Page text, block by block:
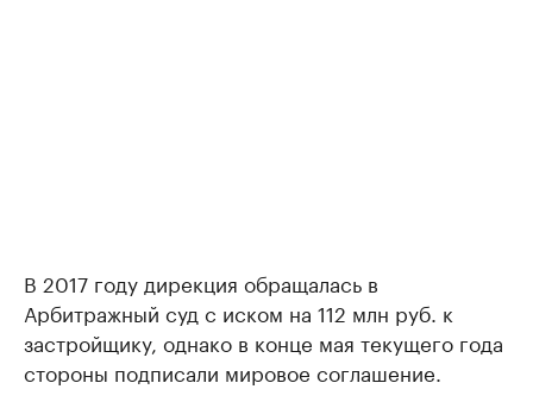
В 2017 году дирекция обращалась в
Арбитражный суд с иском на 112 млн руб. к
застройщику, однако в конце мая текущего года
стороны подписали мировое соглашение.